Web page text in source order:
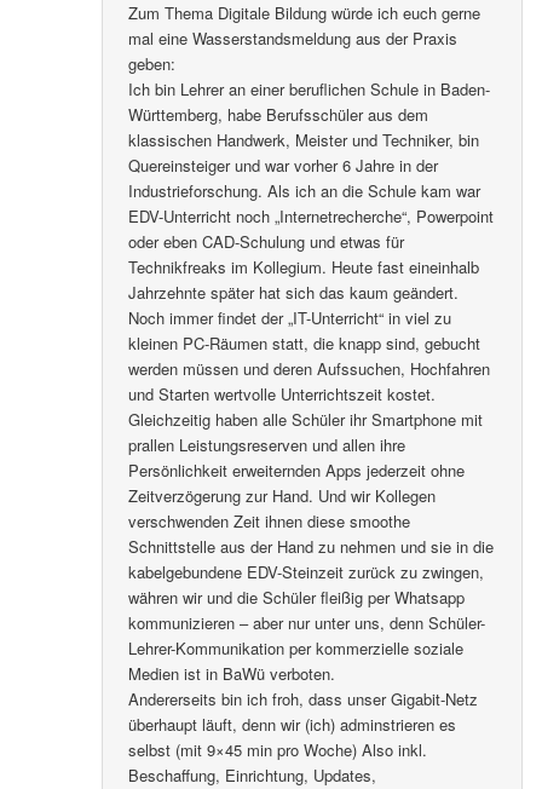
Zum Thema Digitale Bildung würde ich euch gerne
mal eine Wasserstandsmeldung aus der Praxis
geben:
Ich bin Lehrer an einer beruflichen Schule in Baden-
Württemberg, habe Berufsschüler aus dem
klassischen Handwerk, Meister und Techniker, bin
Quereinsteiger und war vorher 6 Jahre in der
Industrieforschung. Als ich an die Schule kam war
EDV-Unterricht noch „Internetrecherche“, Powerpoint
oder eben CAD-Schulung und etwas für
Technikfreaks im Kollegium. Heute fast eineinhalb
Jahrzehnte später hat sich das kaum geändert.
Noch immer findet der „IT-Unterricht“ in viel zu
kleinen PC-Räumen statt, die knapp sind, gebucht
werden müssen und deren Aufssuchen, Hochfahren
und Starten wertvolle Unterrichtszeit kostet.
Gleichzeitig haben alle Schüler ihr Smartphone mit
prallen Leistungsreserven und allen ihre
Persönlichkeit erweiternden Apps jederzeit ohne
Zeitverzögerung zur Hand. Und wir Kollegen
verschwenden Zeit ihnen diese smoothe
Schnittstelle aus der Hand zu nehmen und sie in die
kabelgebundene EDV-Steinzeit zurück zu zwingen,
währen wir und die Schüler fleißig per Whatsapp
kommunizieren – aber nur unter uns, denn Schüler-
Lehrer-Kommunikation per kommerzielle soziale
Medien ist in BaWü verboten.
Andererseits bin ich froh, dass unser Gigabit-Netz
überhaupt läuft, denn wir (ich) adminstrieren es
selbst (mit 9×45 min pro Woche) Also inkl.
Beschaffung, Einrichtung, Updates,